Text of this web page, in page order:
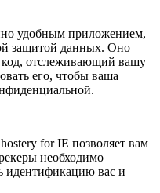
удобным приложением,
защитой данных. Оно
код, отслеживающий вашу
его, чтобы ваша
for IE позволяет вам
необходимо
идентификацию вас и